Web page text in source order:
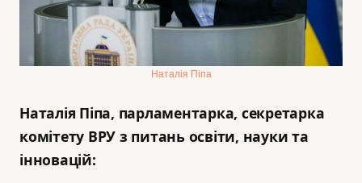
Наталія Піпа
Наталія Піпа, парламентарка, секретарка
комітету ВРУ з питань освіти, науки та
інновацій: